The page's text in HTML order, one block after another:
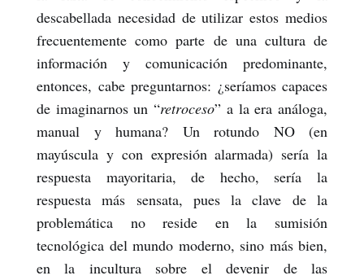
descabellada necesidad de utilizar estos medios
frecuentemente como parte de una cultura de
información y comunicación predominante,
entonces, cabe preguntarnos: ¿seríamos capaces
de imaginarnos un “retroceso” a la era análoga,
manual y humana? Un rotundo NO (en
mayúscula y con expresión alarmada) sería la
respuesta mayoritaria, de hecho, sería la
respuesta más sensata, pues la clave de la
problemática no reside en la sumisión
tecnológica del mundo moderno, sino más bien,
en la incultura sobre el devenir de las